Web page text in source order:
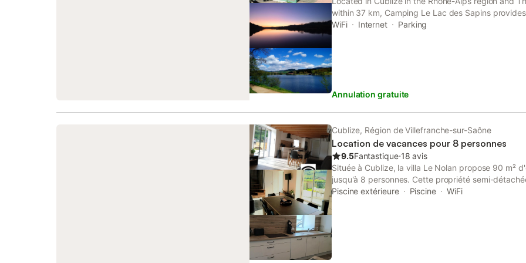
within 37 km, Camping Le Lac des Sapins
WiFi, a children's playground, a tennis court and
WiFi Internet Parking
Annulation gratuite
Cublize, Région de Villefranche-sur-Saône
Location de vacances pour 8 personnes
9.5Fantastique⋅18 avis
Située à Cublize, la villa Le Nolan propose 90 m²
jusqu'à 8 personnes. Cette propriété semi-
votre séjour, à 1,5 km du centre-ville et à 2,5 km du
Piscine extérieure Piscine WiFi